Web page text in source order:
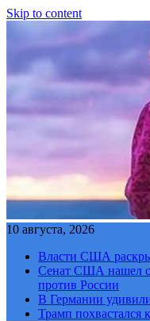
Skip to content
10 августа, 2026
Власти США
Сенат США нашел
против России
В Германии
Трамп